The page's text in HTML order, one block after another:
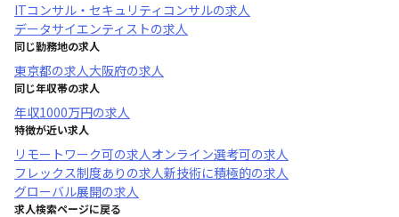
ITコンサル・セキュリティコンサルの求人
データサイエンティストの求人
同じ勤務地の求人
東京都の求人大阪府の求人
同じ年収帯の求人
年収1000万円の求人
特徴が近い求人
リモートワーク可の求人オンライン選考可の求人
フレックス制度あり の求人新技術に積極的の求人
グローバル展開の求人
求人検索ページに戻る